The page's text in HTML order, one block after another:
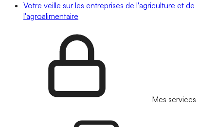
Votre veille sur les entreprises de l'agriculture et de
l'agroalimentaire
Mes services